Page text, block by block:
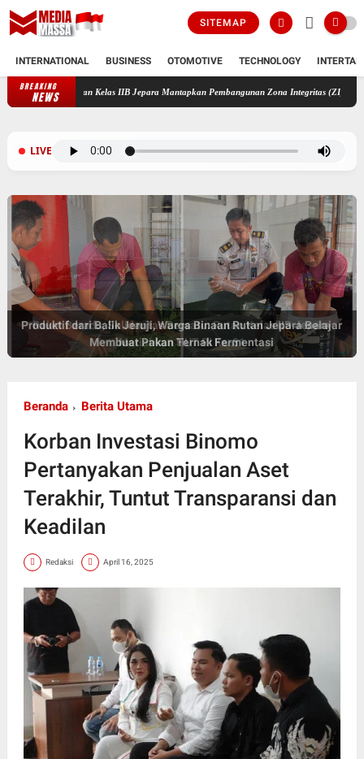
SITEMAP
INTERNATIONAL BUSINESS OTOMOTIVE TECHNOLOGY
BREAKING
NEWSRutan Kelas IIB Jepara Mantapkan Pembangunan Zona Integritas (ZI) dan
LIVE
Raket Beradu, Solidaritas Bersatu: Rutan Kelas IIB Jepara
Meriahkan HUT RI Ke-81
Produktif dari Balik Jeruji, Warga Binaan Rutan Jepara Belajar
Membuat Pakan Ternak Fermentasi
Beranda Berita Utama
Korban Investasi Binomo
Pertanyakan Penjualan Aset
Terakhir, Tuntut Transparansi dan
Keadilan
Redaksi April 16, 2025